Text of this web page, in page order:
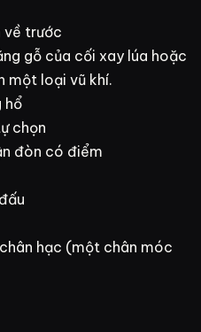
về trước
gỗ của cối xay lúa hoặc
một loại vũ khí.
hổ
chọn
đòn có điểm
hạc (một chân móc